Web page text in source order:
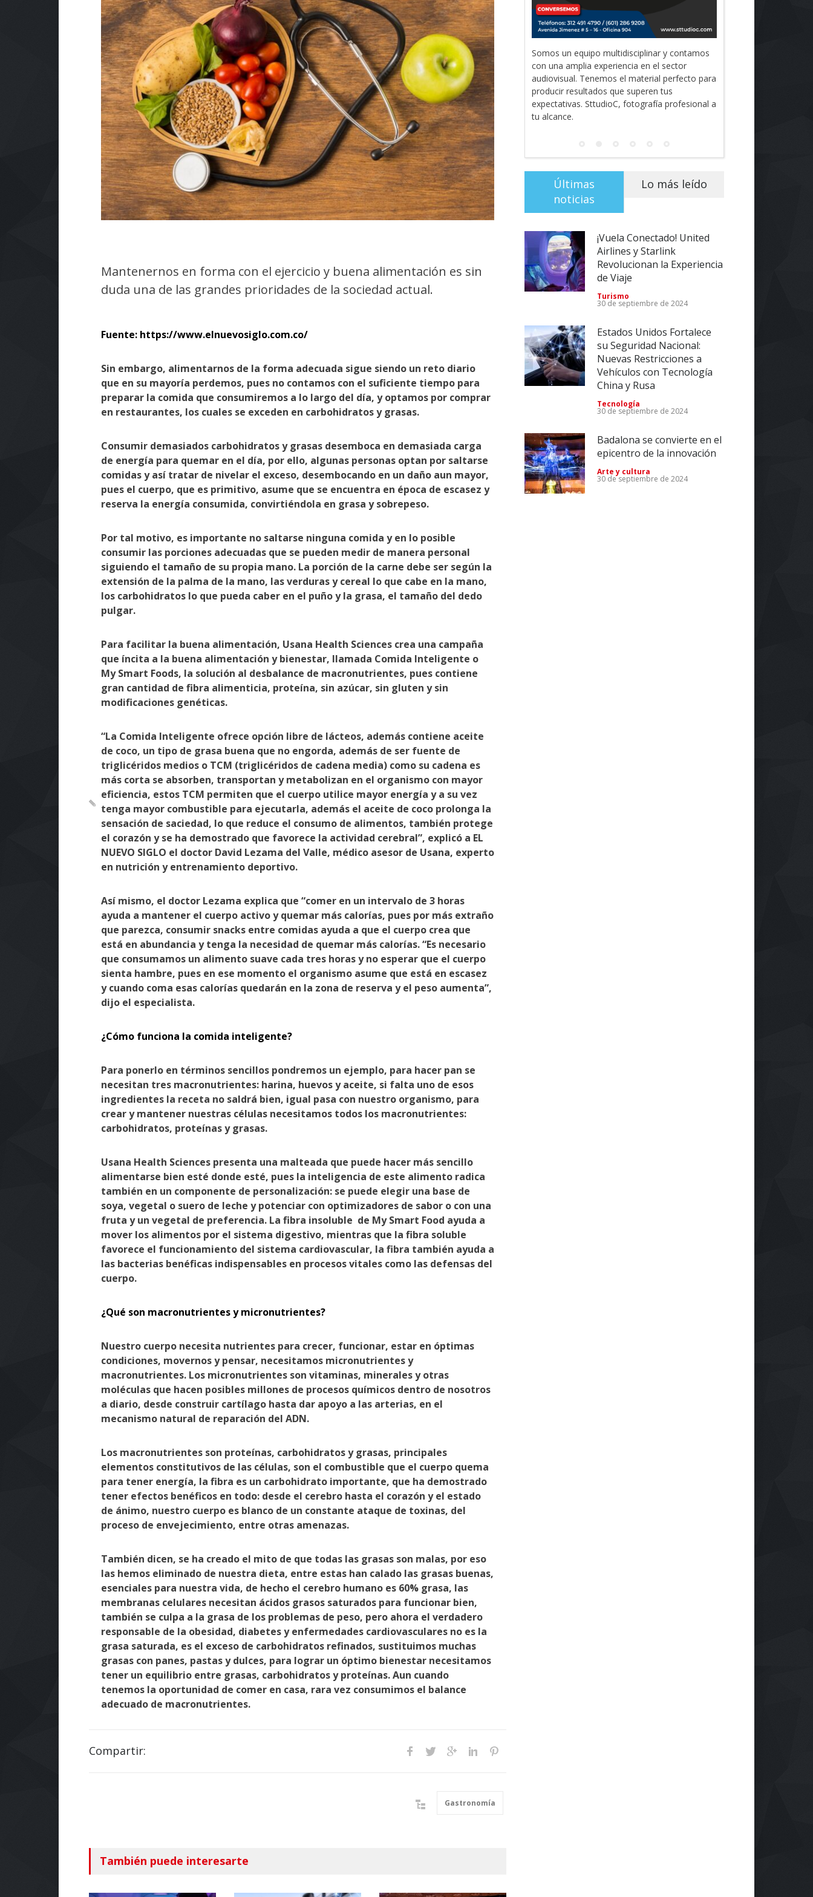
Mantenernos en forma con el ejercicio y buena alimentación es sin
duda una de las grandes prioridades de la sociedad actual.
Fuente: https://www.elnuevosiglo.com.co/
Sin embargo, alimentarnos de la forma adecuada sigue siendo un reto diario
que en su mayoría perdemos, pues no contamos con el suficiente tiempo para
preparar la comida que consumiremos a lo largo del día, y optamos por comprar
en restaurantes, los cuales se exceden en carbohidratos y grasas.
Consumir demasiados carbohidratos y grasas desemboca en demasiada carga
de energía para quemar en el día, por ello, algunas personas optan por saltarse
comidas y así tratar de nivelar el exceso, desembocando en un daño aun mayor,
pues el cuerpo, que es primitivo, asume que se encuentra en época de escasez y
reserva la energía consumida, convirtiéndola en grasa y sobrepeso.
Por tal motivo, es importante no saltarse ninguna comida y en lo posible
consumir las porciones adecuadas que se pueden medir de manera personal
siguiendo el tamaño de su propia mano. La porción de la carne debe ser según la
extensión de la palma de la mano, las verduras y cereal lo que cabe en la mano,
los carbohidratos lo que pueda caber en el puño y la grasa, el tamaño del dedo
pulgar.
Para facilitar la buena alimentación, Usana Health Sciences crea una campaña
que íncita a la buena alimentación y bienestar, llamada Comida Inteligente o
My Smart Foods, la solución al desbalance de macronutrientes, pues contiene
gran cantidad de fibra alimenticia, proteína, sin azúcar, sin gluten y sin
modificaciones genéticas.
“La Comida Inteligente ofrece opción libre de lácteos, además contiene aceite
de coco, un tipo de grasa buena que no engorda, además de ser fuente de
triglicéridos medios o TCM (triglicéridos de cadena media) como su cadena es
más corta se absorben, transportan y metabolizan en el organismo con mayor
eficiencia, estos TCM permiten que el cuerpo utilice mayor energía y a su vez
tenga mayor combustible para ejecutarla, además el aceite de coco prolonga la
sensación de saciedad, lo que reduce el consumo de alimentos, también protege
el corazón y se ha demostrado que favorece la actividad cerebral”, explicó a EL
NUEVO SIGLO el doctor David Lezama del Valle, médico asesor de Usana, experto
en nutrición y entrenamiento deportivo.
Así mismo, el doctor Lezama explica que “comer en un intervalo de 3 horas
ayuda a mantener el cuerpo activo y quemar más calorías, pues por más extraño
que parezca, consumir snacks entre comidas ayuda a que el cuerpo crea que
está en abundancia y tenga la necesidad de quemar más calorías. “Es necesario
que consumamos un alimento suave cada tres horas y no esperar que el cuerpo
sienta hambre, pues en ese momento el organismo asume que está en escasez
y cuando coma esas calorías quedarán en la zona de reserva y el peso aumenta”,
dijo el especialista.
¿Cómo funciona la comida inteligente?
Para ponerlo en términos sencillos pondremos un ejemplo, para hacer pan se
necesitan tres macronutrientes: harina, huevos y aceite, si falta uno de esos
ingredientes la receta no saldrá bien, igual pasa con nuestro organismo, para
crear y mantener nuestras células necesitamos todos los macronutrientes:
carbohidratos, proteínas y grasas.
Usana Health Sciences presenta una malteada que puede hacer más sencillo
alimentarse bien esté donde esté, pues la inteligencia de este alimento radica
también en un componente de personalización: se puede elegir una base de
soya, vegetal o suero de leche y potenciar con optimizadores de sabor o con una
fruta y un vegetal de preferencia. La fibra insoluble de My Smart Food ayuda a
mover los alimentos por el sistema digestivo, mientras que la fibra soluble
favorece el funcionamiento del sistema cardiovascular, la fibra también ayuda a
las bacterias benéficas indispensables en procesos vitales como las defensas del
cuerpo.
¿Qué son macronutrientes y micronutrientes?
Nuestro cuerpo necesita nutrientes para crecer, funcionar, estar en óptimas
condiciones, movernos y pensar, necesitamos micronutrientes y
macronutrientes. Los micronutrientes son vitaminas, minerales y otras
moléculas que hacen posibles millones de procesos químicos dentro de nosotros
a diario, desde construir cartílago hasta dar apoyo a las arterias, en el
mecanismo natural de reparación del ADN.
Los macronutrientes son proteínas, carbohidratos y grasas, principales
elementos constitutivos de las células, son el combustible que el cuerpo quema
para tener energía, la fibra es un carbohidrato importante, que ha demostrado
tener efectos benéficos en todo: desde el cerebro hasta el corazón y el estado
de ánimo, nuestro cuerpo es blanco de un constante ataque de toxinas, del
proceso de envejecimiento, entre otras amenazas.
También dicen, se ha creado el mito de que todas las grasas son malas, por eso
las hemos eliminado de nuestra dieta, entre estas han calado las grasas buenas,
esenciales para nuestra vida, de hecho el cerebro humano es 60% grasa, las
membranas celulares necesitan ácidos grasos saturados para funcionar bien,
también se culpa a la grasa de los problemas de peso, pero ahora el verdadero
responsable de la obesidad, diabetes y enfermedades cardiovasculares no es la
grasa saturada, es el exceso de carbohidratos refinados, sustituimos muchas
grasas con panes, pastas y dulces, para lograr un óptimo bienestar necesitamos
tener un equilibrio entre grasas, carbohidratos y proteínas. Aun cuando
tenemos la oportunidad de comer en casa, rara vez consumimos el balance
adecuado de macronutrientes.
Compartir:
Gastronomía
También puede interesarte
Somos un equipo multidisciplinar y contamos
con una amplia experiencia en el sector
audiovisual. Tenemos el material perfecto para
producir resultados que superen tus
expectativas. SttudioC, fotografía profesional a
tu alcance.
Últimas
noticias
Lo más leído
¡Vuela Conectado! United
Airlines y Starlink
Revolucionan la Experiencia
de Viaje
Turismo
30 de septiembre de 2024
Estados Unidos Fortalece
su Seguridad Nacional:
Nuevas Restricciones a
Vehículos con Tecnología
China y Rusa
Tecnología
30 de septiembre de 2024
Badalona se convierte en el
epicentro de la innovación
Arte y cultura
30 de septiembre de 2024